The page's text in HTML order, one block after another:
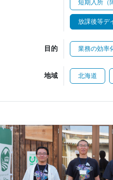
短期入所（
放課後等デ
目的 業務の効率
地域 北海道